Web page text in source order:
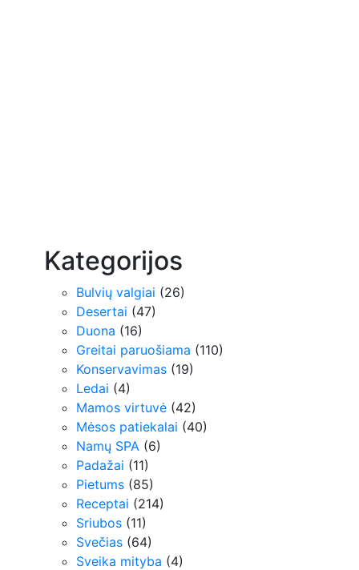
Kategorijos
Bulvių valgiai (26)
Desertai (47)
Duona (16)
Greitai paruošiama (110)
Konservavimas (19)
Ledai (4)
Mamos virtuvė (42)
Mėsos patiekalai (40)
Namų SPA (6)
Padažai (11)
Pietums (85)
Receptai (214)
Sriubos (11)
Svečias (64)
Sveika mityba (4)